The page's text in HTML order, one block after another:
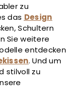
zu
das Design
Schultern
Sie weitere
entdecken
. Und um
stilvoll zu